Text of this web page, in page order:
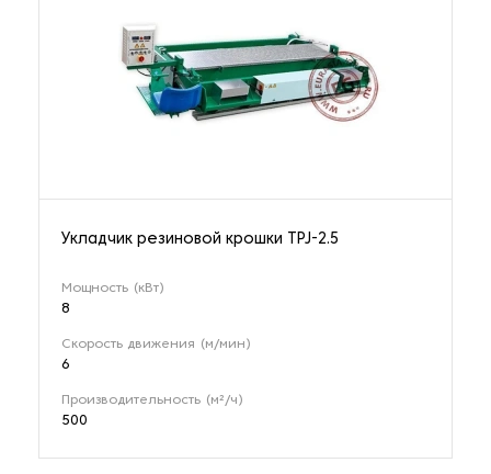
Укладчик резиновой крошки TPJ-2.5
Мощность (кВт)
8
Скорость движения (м/мин)
6
Производительность (м²/ч)
500